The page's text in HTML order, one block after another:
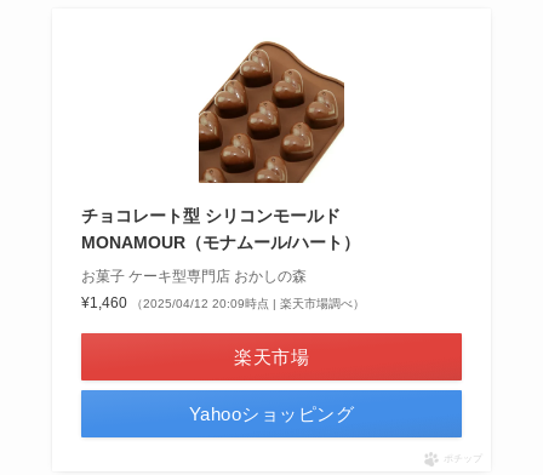
チョコレート型 シリコンモールド
MONAMOUR（モナムール/ハート）
お菓子 ケーキ型専門店 おかしの森
¥1,460
（2025/04/12 20:09時点 | 楽天市場調べ）
楽天市場
Yahooショッピング
ポチップ